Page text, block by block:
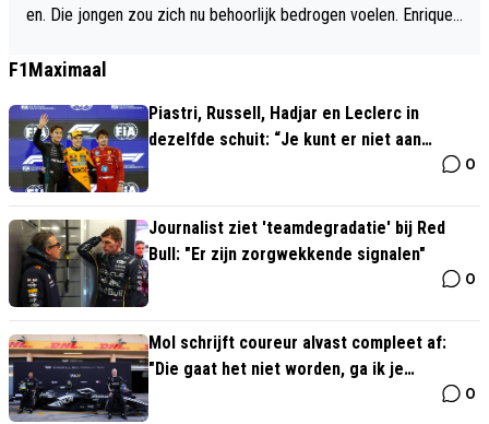
en. Die jongen zou zich nu behoorlijk bedrogen voelen. Enrique,
zijn laatste pret jaar bij Ajax of zouden we nog een huurbedrag
F1Maximaal
Piastri, Russell, Hadjar en Leclerc in
dezelfde schuit: “Je kunt er niet aan
0
Journalist ziet 'teamdegradatie' bij Red
Bull: "Er zijn zorgwekkende signalen"
0
Mol schrijft coureur alvast compleet af:
"Die gaat het niet worden, ga ik je
0